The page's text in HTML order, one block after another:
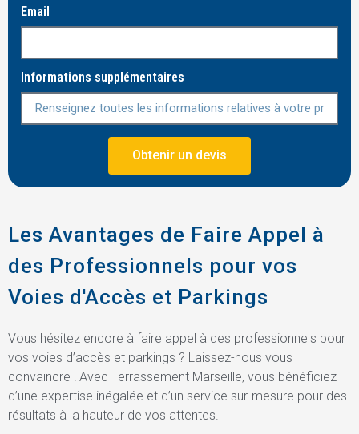
Email
Informations supplémentaires
Obtenir un devis
Les Avantages de Faire Appel à
des Professionnels pour vos
Voies d'Accès et Parkings
Vous hésitez encore à faire appel à des professionnels pour
vos voies d’accès et parkings ? Laissez-nous vous
convaincre ! Avec Terrassement Marseille, vous bénéficiez
d’une expertise inégalée et d’un service sur-mesure pour des
résultats à la hauteur de vos attentes.